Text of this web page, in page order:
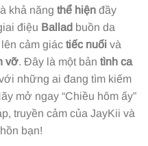
khả năng thể hiện đầy
điệu Ballad buồn da
cảm giác tiếc nuối và
vỡ. Đây là một bản tình ca
những ai đang tìm kiếm
mở ngay “Chiều hôm ấy”
truyền cảm của JayKii và
bạn!